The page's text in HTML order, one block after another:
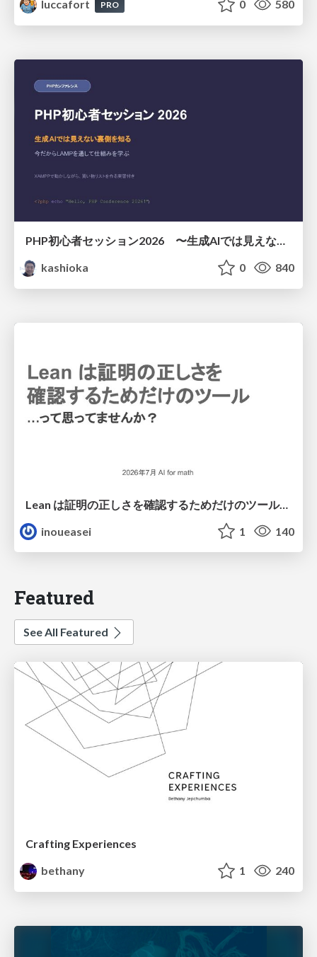
luccafort PRO 0 580
PHP初心者セッション2026 〜生成AIでは見えない裏側を知る：今だからLAMPを通して仕組みを学ぶ〜
kashioka
0 840
Lean は証明の正しさを確認するためだけのツールって思ってませんか？
inoueasei
1 140
Featured
See All Featured
Crafting Experiences
bethany
1 240